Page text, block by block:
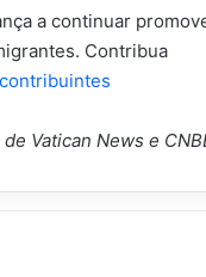
a continuar
Contribua
Vatican News e